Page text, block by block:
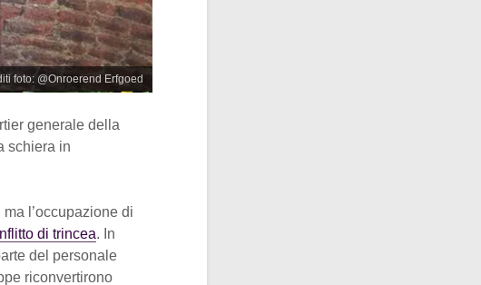
foto: @Onroerend Erfgoed
generale della
schiera in
l’occupazione di
di trincea. In
del personale
riconvertirono